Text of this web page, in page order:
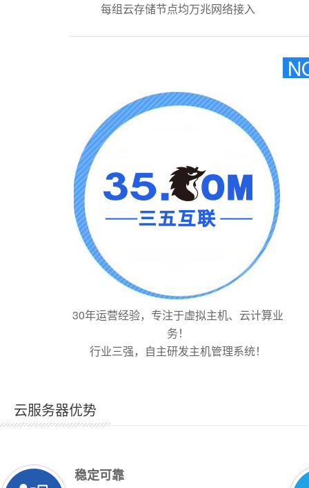
每组云存储节点均万兆网络接入
30年运营经验，专注于虚拟主机、云计算业
务！
行业三强，自主研发主机管理系统！
云服务器优势
稳定可靠